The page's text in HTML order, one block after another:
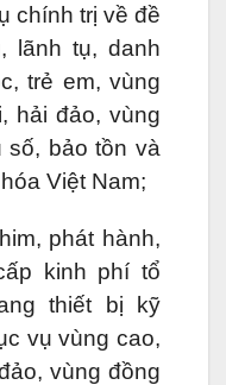
chính trị về đề
lãnh tụ, danh
trẻ em, vùng
hải đảo, vùng
số, bảo tồn và
Việt Nam;
phát hành,
kinh phí tổ
thiết bị kỹ
vụ vùng cao,
vùng đồng